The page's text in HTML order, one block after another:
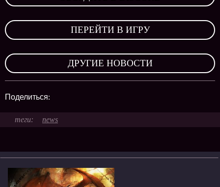
ПЕРЕЙТИ В ИГРУ
ДРУГИЕ НОВОСТИ
Поделиться:
news